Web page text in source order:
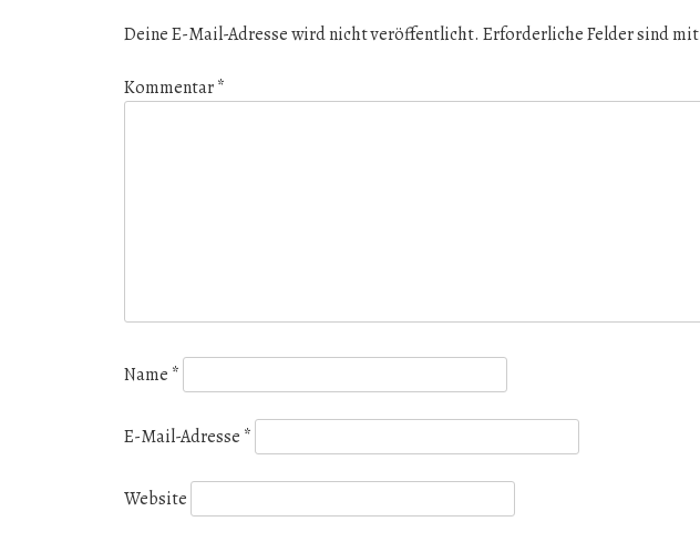
Deine E-Mail-Adresse wird nicht veröffentlicht. Erforderliche Felder sind mit
Kommentar*
Name *
E-Mail-Adresse *
Website